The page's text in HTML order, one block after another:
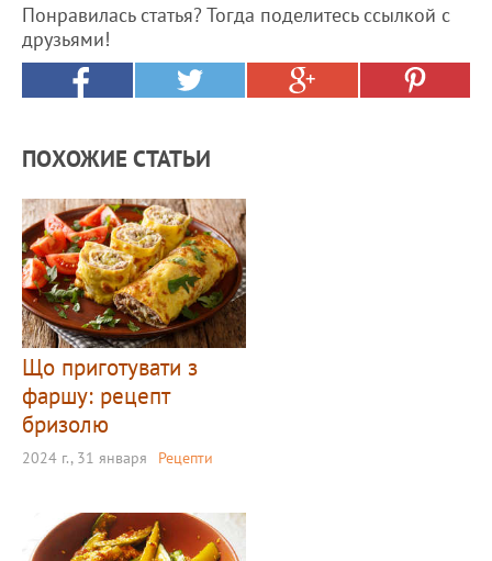
Понравилась статья? Тогда поделитесь ссылкой с
друзьями!
ПОХОЖИЕ СТАТЬИ
Що приготувати з
фаршу: рецепт
бризолю
2024 г., 31 января Рецепти